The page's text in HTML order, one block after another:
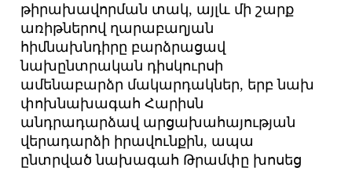
թիրախավորման տակ, այլև մի շարք
առիթներով ղարաբաղյան
հիմնախնդիրը բարձրացավ
նախընտրական դիսկուրսի
ամենաբարձր մակարդակներ, երբ նախ
փոխնախագահ Հարիսն
անդրադարձավ արցախահայության
վերադարձի իրավունքին, ապա
ընտրված նախագահ Թրամփը խոսեց